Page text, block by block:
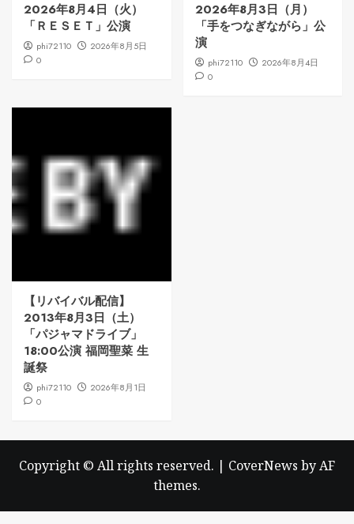
2026年8月4日（火）
「ＲＥＳＥＴ」公演
phi72110
2026年8月5日
0
2026年8月3日（月）
「手をつなぎながら」公
演
phi72110
2026年8月4日
0
【リバイバル配信】
2013年8月3日（土）
「パジャマドライブ」
18:00公演 福岡聖菜 生
誕祭
phi72110
2026年8月1日
0
Copyright © All rights reserved. | CoverNews by AF
themes.